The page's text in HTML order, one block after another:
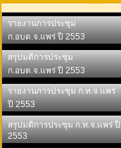
รายงานการประชุม
ก.อบต.จ.แพร่ ปี 2553
สรุปมติการประชุม
ก.อบต.จ.แพร่ ปี 2553
รายงานการประชุม ก.ท.จ.แพร่
ปี 2553
สรุปมติการประชุม ก.ท.จ.แพร่ ปี
2553